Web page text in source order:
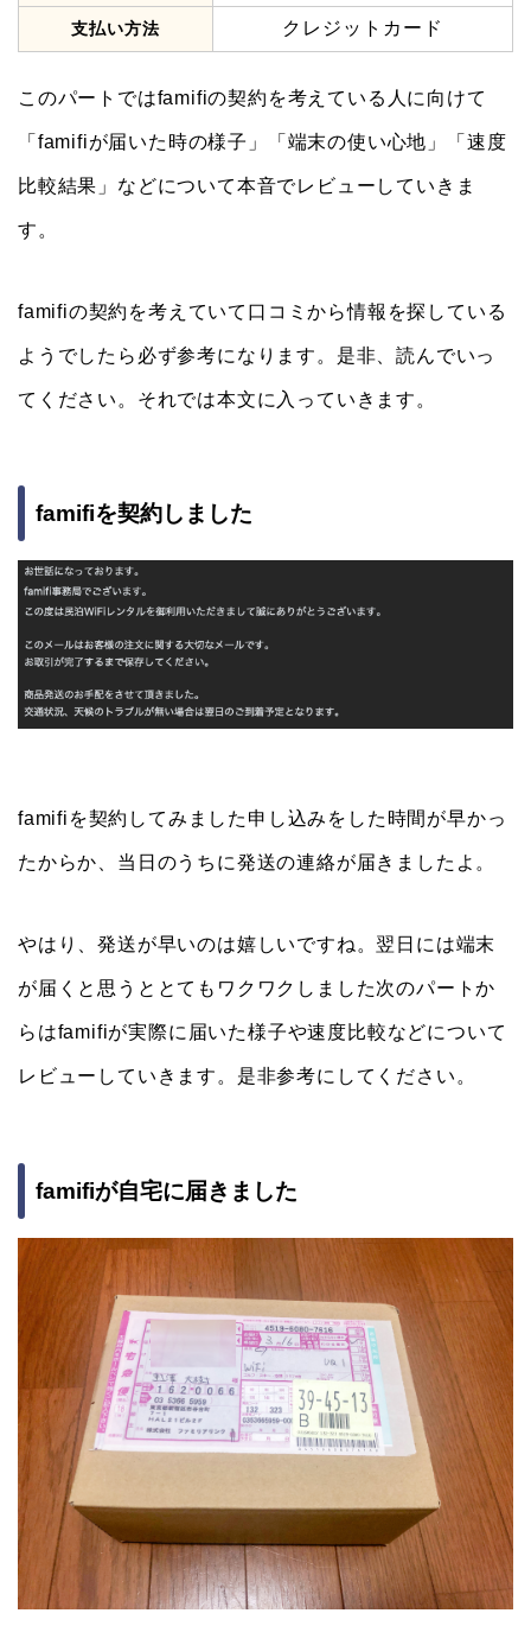
支払い方法 クレジットカード
このパートではfamifiの契約を考えている人に向けて
「famifiが届いた時の様子」「端末の使い心地」「速度
比較結果」などについて本音でレビューしていきま
す。
famifiの契約を考えていて口コミから情報を探している
ようでしたら必ず参考になります。是非、読んでいっ
てください。それでは本文に入っていきます。
famifiを契約しました
famifiを契約してみました申し込みをした時間が早かっ
たからか、当日のうちに発送の連絡が届きましたよ。
やはり、発送が早いのは嬉しいですね。翌日には端末
が届くと思うととてもワクワクしました次のパートか
らはfamifiが実際に届いた様子や速度比較などについて
レビューしていきます。是非参考にしてください。
famifiが自宅に届きました